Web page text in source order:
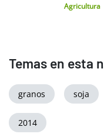
Agricultura
Temas en esta
granos soja
2014